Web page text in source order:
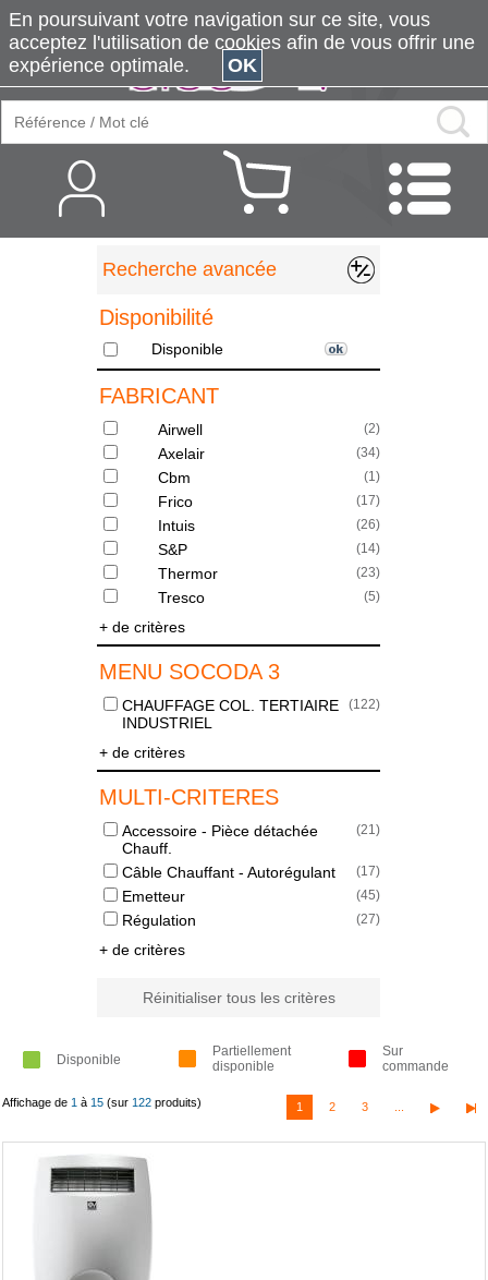
Recherche avancée
Disponibilité
Disponible
FABRICANT
Airwell (2)
Axelair (34)
Cbm (1)
Frico (17)
Intuis (26)
S&P (14)
Thermor (23)
Tresco (5)
+ de critères
MENU SOCODA 3
CHAUFFAGE COL. TERTIAIRE
INDUSTRIEL
(122)
+ de critères
MULTI-CRITERES
Accessoire - Pièce détachée
Chauff.
(21)
Câble Chauffant - Autorégulant (17)
Emetteur (45)
Régulation (27)
+ de critères
Réinitialiser tous les critères
Disponible
Partiellement
disponible
Sur
commande
Affichage de 1 à 15 (sur 122 produits) 1 2 3
En poursuivant votre navigation sur ce site, vous
acceptez l'utilisation de cookies afin de vous offrir une
expérience optimale.
OK